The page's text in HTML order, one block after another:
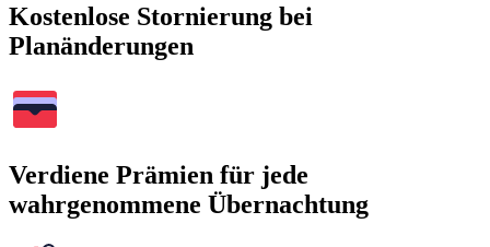
Kostenlose Stornierung bei
Planänderungen
Verdiene Prämien für jede
wahrgenommene Übernachtung